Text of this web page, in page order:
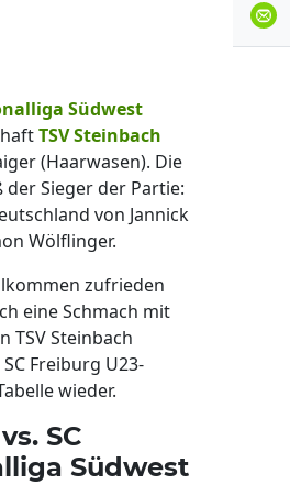
Südwest
TSV Steinbach
(Haarwasen). Die
der Sieger der Partie:
von Jannick
Wölflinger.
zufrieden
eine Schmach mit
TSV Steinbach
Freiburg U23-
wieder.
SC
Südwest